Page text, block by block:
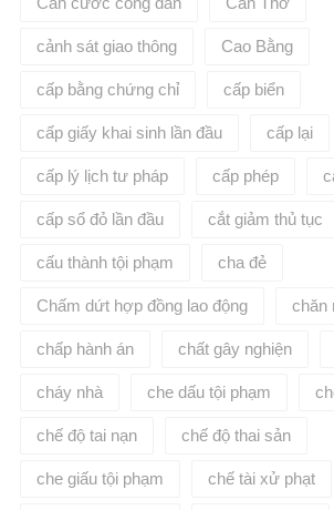
cảnh sát giao thông Cao Bằng
cấp bằng chứng chỉ cấp biển
cấp giấy khai sinh lần đầu cấp lại
cấp lý lịch tư pháp cấp phép
cấp sổ đỏ lần đầu cắt giảm thủ tục
cấu thành tội phạm cha đẻ
Chấm dứt hợp đồng lao động chăn
chấp hành án chất gây nghiện
cháy nhà che dấu tội phạm
chế độ tai nạn chế độ thai sản
che giấu tội phạm chế tài xử phạt